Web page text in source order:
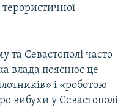
Севастополі часто
влада пояснює це
і «роботою
вибухи у Севастополі